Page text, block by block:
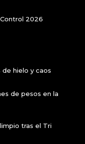
2026
de hielo y caos
de pesos en la
tras el Tri